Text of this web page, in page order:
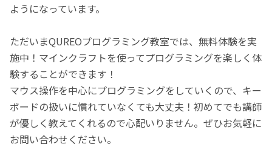
ようになっています。
ただいまQUREOプログラミング教室では、無料体験を実
施中！マインクラフトを使ってプログラミングを楽しく体
験することができます！
マウス操作を中心にプログラミングをしていくので、キー
ボードの扱いに慣れていなくても大丈夫！初めてでも講師
が優しく教えてくれるので心配いりません。ぜひお気軽に
お問い合わせください。